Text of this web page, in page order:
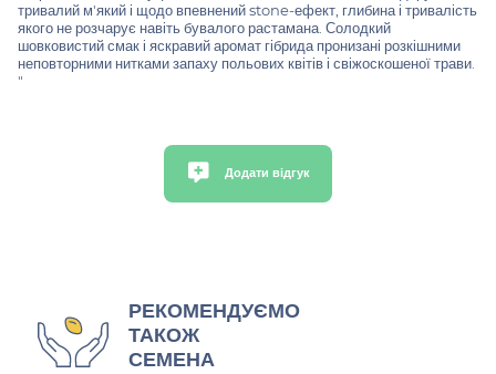
тривалий м'який і щодо впевнений stone-ефект, глибина і тривалість
якого не розчарує навіть бувалого растамана. Солодкий
шовковистий смак і яскравий аромат гібрида пронизані розкішними
неповторними нитками запаху польових квітів і свіжоскошеної трави.
"
Додати відгук
РЕКОМЕНДУЄМО
ТАКОЖ
СЕМЕНА